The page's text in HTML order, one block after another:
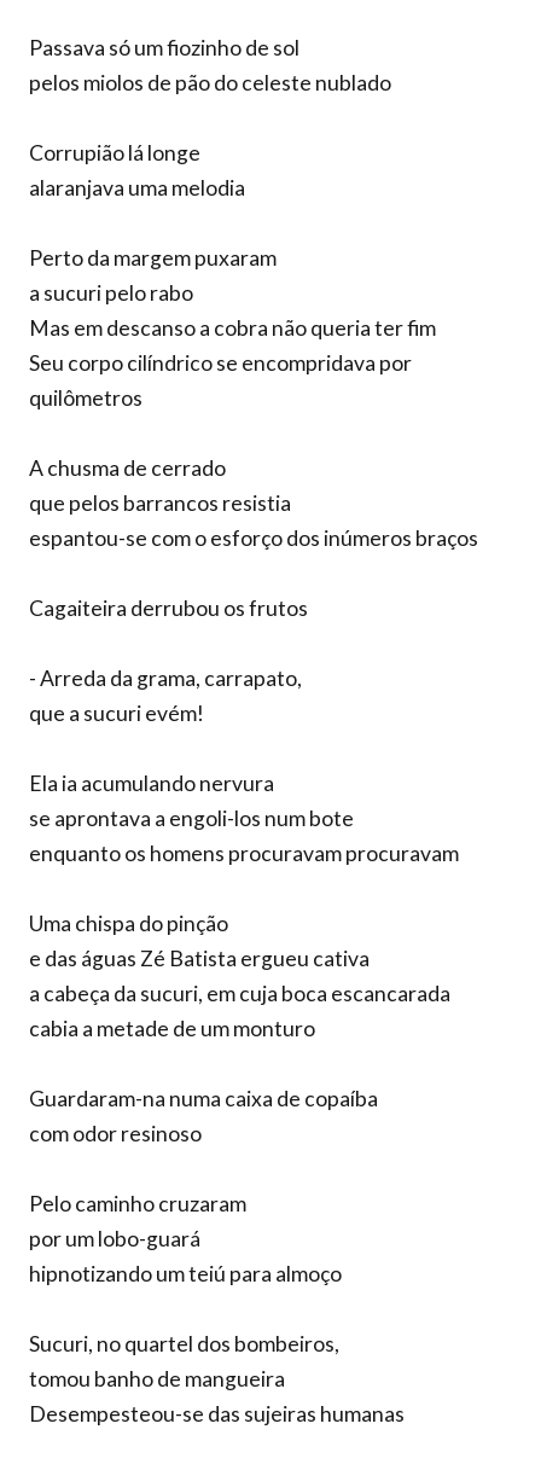
Passava só um fiozinho de sol
pelos miolos de pão do celeste nublado
Corrupião lá longe
alaranjava uma melodia
Perto da margem puxaram
a sucuri pelo rabo
Mas em descanso a cobra não queria ter fim
Seu corpo cilíndrico se encompridava por
quilômetros
A chusma de cerrado
que pelos barrancos resistia
espantou-se com o esforço dos inúmeros braços
Cagaiteira derrubou os frutos
- Arreda da grama, carrapato,
que a sucuri evém!
Ela ia acumulando nervura
se aprontava a engoli-los num bote
enquanto os homens procuravam procuravam
Uma chispa do pinção
e das águas Zé Batista ergueu cativa
a cabeça da sucuri, em cuja boca escancarada
cabia a metade de um monturo
Guardaram-na numa caixa de copaíba
com odor resinoso
Pelo caminho cruzaram
por um lobo-guará
hipnotizando um teiú para almoço
Sucuri, no quartel dos bombeiros,
tomou banho de mangueira
Desempesteou-se das sujeiras humanas